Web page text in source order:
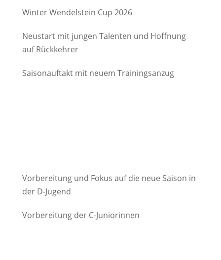
Winter Wendelstein Cup 2026
Neustart mit jungen Talenten und Hoffnung
auf Rückkehrer
Saisonauftakt mit neuem Trainingsanzug
Vorbereitung und Fokus auf die neue Saison in
der D-Jugend
Vorbereitung der C-Juniorinnen